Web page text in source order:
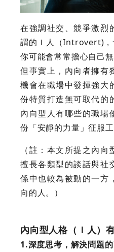
在強調社交、競爭激烈
謂的Ｉ人（Introvert)，
你可能會常常擔心自己
但事實上，內向者擁有
機會在職場中發揮強大
份特質打造無可取代的
內向型人有哪些的職場
份「安靜的力量」征服工
（註：本文所提之內
擅長各類型的談話與社
係中也較為被動的一方
向的人。）
內向型人格（Ｉ人）
1.深度思考，解決問題